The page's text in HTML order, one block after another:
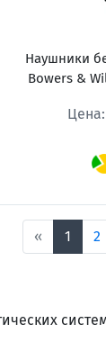
Наушники
Bowers &
Цена:
« 1 2